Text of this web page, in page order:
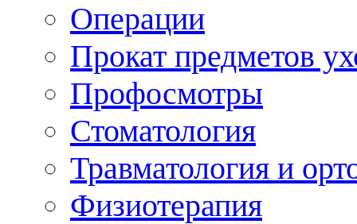
Операции
Прокат предметов
Профосмотры
Стоматология
Травматология и
Физиотерапия